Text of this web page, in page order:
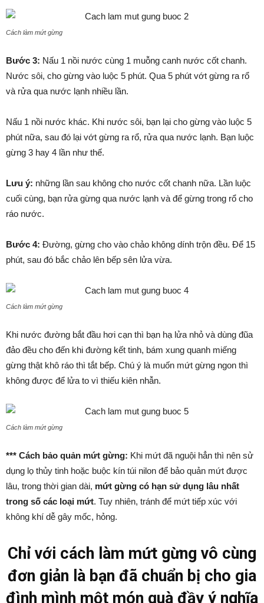
Cách làm mứt gừng
Bước 3: Nấu 1 nồi nước cùng 1 muỗng canh nước cốt chanh.
Nước sôi, cho gừng vào luộc 5 phút. Qua 5 phút vớt gừng ra rổ
và rửa qua nước lạnh nhiều lần.
Nấu 1 nồi nước khác. Khi nước sôi, bạn lại cho gừng vào luộc 5
phút nữa, sau đó lại vớt gừng ra rổ, rửa qua nước lạnh. Bạn luộc
gừng 3 hay 4 lần như thế.
Lưu ý: những lần sau không cho nước cốt chanh nữa. Lần luộc
cuối cùng, bạn rửa gừng qua nước lạnh và để gừng trong rổ cho
ráo nước.
Bước 4: Đường, gừng cho vào chảo không dính trộn đều. Để 15
phút, sau đó bắc chảo lên bếp sên lửa vừa.
Cách làm mứt gừng
Khi nước đường bắt đầu hơi cạn thì bạn hạ lửa nhỏ và dùng đũa
đảo đều cho đến khi đường kết tinh, bám xung quanh miếng
gừng thật khô ráo thì tắt bếp. Chú ý là muốn mứt gừng ngon thì
không được để lửa to vì thiếu kiên nhẫn.
Cách làm mứt gừng
*** Cách bảo quản mứt gừng: Khi mứt đã nguội hẳn thì nên sử
dụng lọ thủy tinh hoặc buộc kín túi nilon để bảo quản mứt được
lâu, trong thời gian dài, mứt gừng có hạn sử dụng lâu nhất
trong số các loại mứt. Tuy nhiên, tránh để mứt tiếp xúc với
không khí dễ gây mốc, hỏng.
Chỉ với cách làm mứt gừng vô cùng
đơn giản là bạn đã chuẩn bị cho gia
đình mình một món quà đầy ý nghĩa